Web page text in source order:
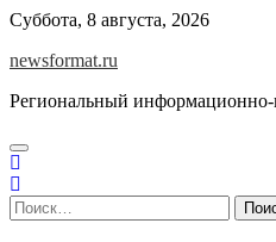
Skip
content
Суббота, 8 августа, 2026
newsformat.ru
Региональный информационно-
Найти: